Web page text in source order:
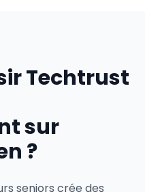
Techtrust
sur
?
seniors crée des